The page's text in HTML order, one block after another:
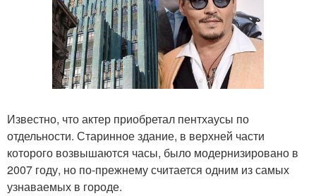
Известно, что актер приобретал пентхаусы по
отдельности. Старинное здание, в верхней части
которого возвышаются часы, было модернизировано в
2007 году, но по-прежнему считается одним из самых
узнаваемых в городе.